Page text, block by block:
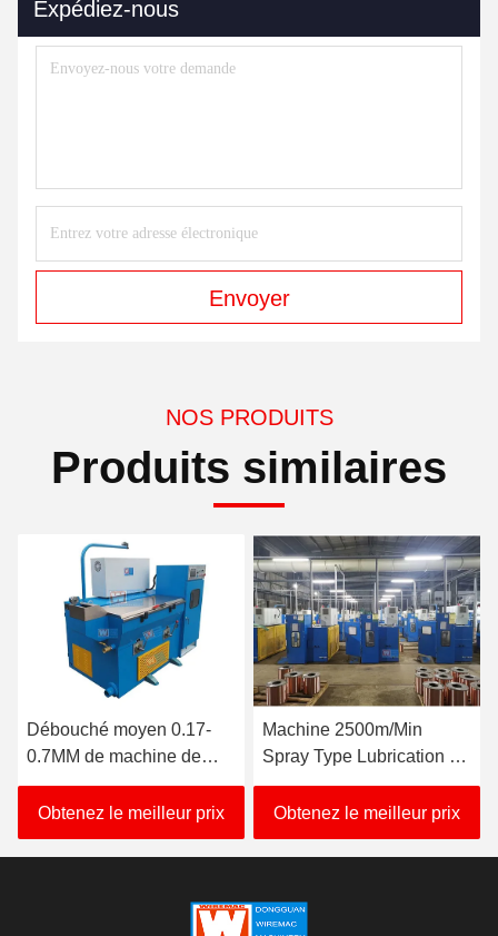
Expédiez-nous
Envoyer
NOS PRODUITS
Produits similaires
Débouché moyen 0.17-
0.7MM de machine de
tréfilage d'en cuivre à C.A.
380V
Obtenez le meilleur prix
Machine 2500m/Min
Spray Type Lubrication de
tréfilage d'en cuivre de
poulie d'UL
Obtenez le meilleur prix